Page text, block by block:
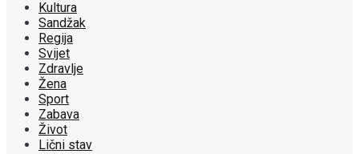
Kultura
Sandžak
Regija
Svijet
Zdravlje
Žena
Sport
Zabava
Život
Lični stav